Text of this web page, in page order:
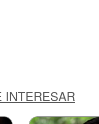
INTERESAR